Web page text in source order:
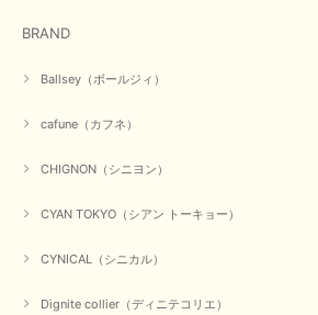
BRAND
Ballsey（ボールジィ）
cafune（カフネ）
CHIGNON（シニヨン）
CYAN TOKYO（シアン トーキョー）
CYNICAL（シニカル）
Dignite collier（ディニテコリエ）